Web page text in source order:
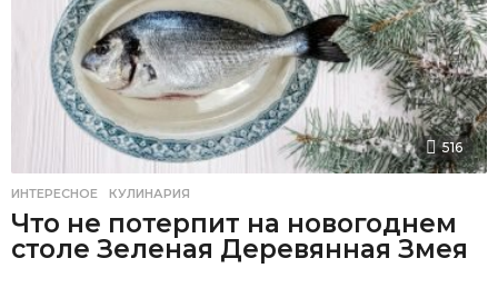
516
ИНТЕРЕСНОЕ ,КУЛИНАРИЯ
Что не потерпит на новогоднем
столе Зеленая Деревянная Змея